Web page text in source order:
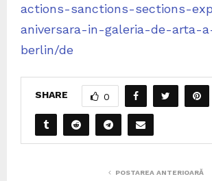
actions-sanctions-sections-
aniversara-in-galeria-de-arta-
berlin/de
SHARE 0
POSTAREA ANTERIOARĂ